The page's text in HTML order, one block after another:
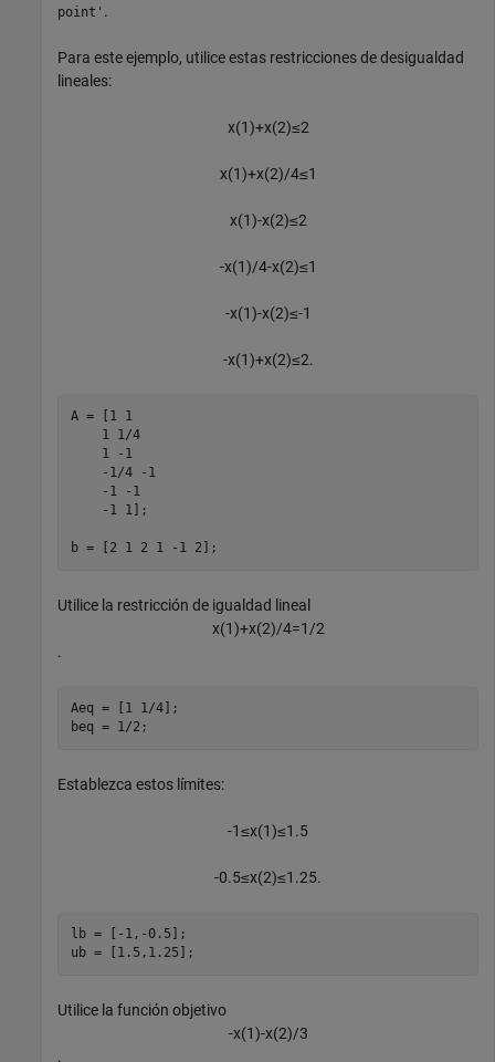
point' .
Para este ejemplo, utilice estas restricciones de desigualdad
lineales:
x(1)+x(2)≤2
x(1)+x(2)/4≤1
x(1)-x(2)≤2
-x(1)/4-x(2)≤1
-x(1)-x(2)≤-1
-x(1)+x(2)≤2.
A = [1 1
    1 1/4
    1 -1
    -1/4 -1
    -1 -1
    -1 1];
b = [2 1 2 1 -1 2];
Utilice la restricción de igualdad lineal
x(1)+x(2)/4=1 /2
.
Aeq = [1 1/4];
beq = 1/2;
Establezca estos límites:
-1≤x(1)≤1 .5
-0.5≤x(2)≤1 .25.
lb = [-1,-0.5];
ub = [1.5,1.25];
Utilice la función objetivo
-x(1)-x(2)/3
.